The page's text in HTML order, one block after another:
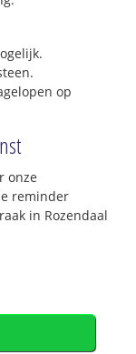
op
onze
reminder
in Rozendaal